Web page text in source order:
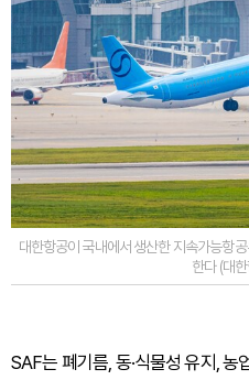
대한항공이 국내에서 생산한 지속가능항
한다 (대
SAF는 폐기름, 동·식물성 유지, 농